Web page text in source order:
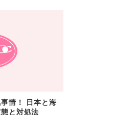
情！ 日本と海
と対処法